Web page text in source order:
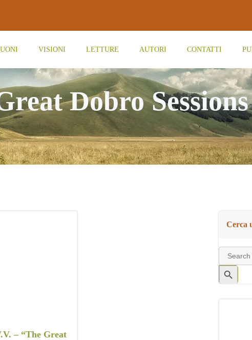
VISIONI LETTURE AUTORI CONTATTI
Dobro Sessions
– “The Great
Cerca
Search
for:
Search
Button